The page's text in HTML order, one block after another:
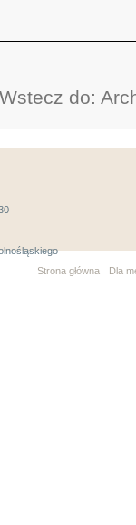
do:
Strona główna
Dla